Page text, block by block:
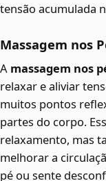
tensão acumulada
Massagem nos
A massagem nos
relaxar e aliviar
muitos pontos
partes do corpo.
relaxamento, mas
melhorar a
pé ou sente